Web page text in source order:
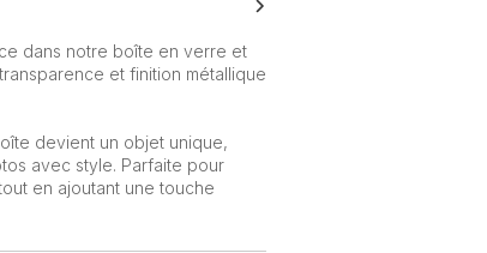
dans notre boîte en verre et
et finition métallique
devient un objet unique,
avec style. Parfaite pour
en ajoutant une touche